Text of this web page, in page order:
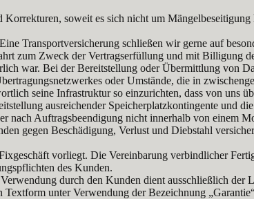
soweit es sich nicht um
Transportversicherung schließen wir gerne auf
zum Zweck der Vertragserfüllung und mit Billigung
war. Bei der Bereitstellung oder Übermittlung von
oder Umstände, die in
seine Infrastruktur so einzurichten, dass von uns
ausreichender Speicherplatzkontingente und
nach Auftragsbeendigung nicht innerhalb von einem
gegen Beschädigung, Verlust und Diebstahl
vorliegt. Die Vereinbarung verbindlicher
des Kunden.
durch den Kunden dient ausschließlich der
unter Verwendung der Bezeichnung